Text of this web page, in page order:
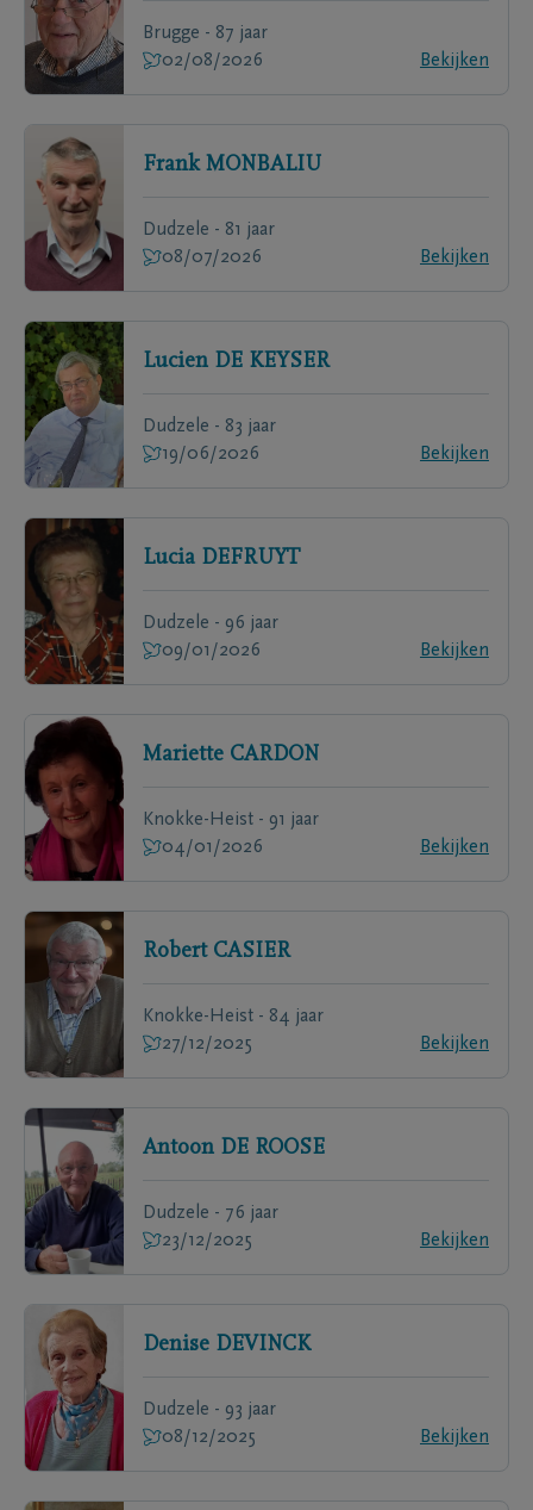
Brugge - 87 jaar
02/08/2026
Bekijken
Frank MONBALIU
Dudzele - 81 jaar
08/07/2026
Bekijken
Lucien DE KEYSER
Dudzele - 83 jaar
19/06/2026
Bekijken
Lucia DEFRUYT
Dudzele - 96 jaar
09/01/2026
Bekijken
Mariette CARDON
Knokke-Heist - 91 jaar
04/01/2026
Bekijken
Robert CASIER
Knokke-Heist - 84 jaar
27/12/2025
Bekijken
Antoon DE ROOSE
Dudzele - 76 jaar
23/12/2025
Bekijken
Denise DEVINCK
Dudzele - 93 jaar
08/12/2025
Bekijken